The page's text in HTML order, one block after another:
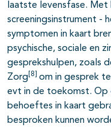
laatste levensfase. Met
screeningsinstrument -
symptomen in kaart
psychische, sociale en
gesprekshulpen, zoals
Zorg [8]
om in gesprek
evt in de toekomst. Op
behoeftes in kaart
besproken kunnen